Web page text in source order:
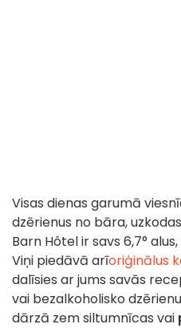
Visas dienas garumā
dzērienus no bāra,
Barn Hôtel ir savs 6,7°
Viņi piedāvā arīoriģinālus
dalīsies ar jums savās
vai bezalkoholisko
dārzā zem siltumnīcas vai